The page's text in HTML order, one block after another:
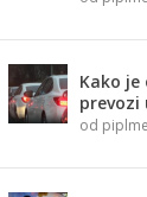
Kako je
prevozi
od